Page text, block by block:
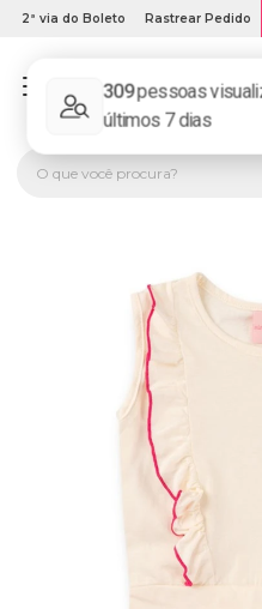
2ª via do Boleto Rastrear Pedido
PLATINUM KIDS: LOJA